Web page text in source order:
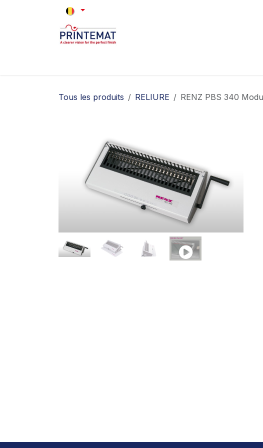
Se rendre au contenu
Tous les produits RELIURE RENZ PBS 340